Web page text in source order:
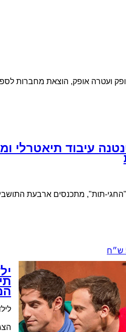
ועטרה אופק, הוצאת מחברות
עיבוד תיאטרלי
"החגי-תות", מתכנסים ארבעת
ש״ח